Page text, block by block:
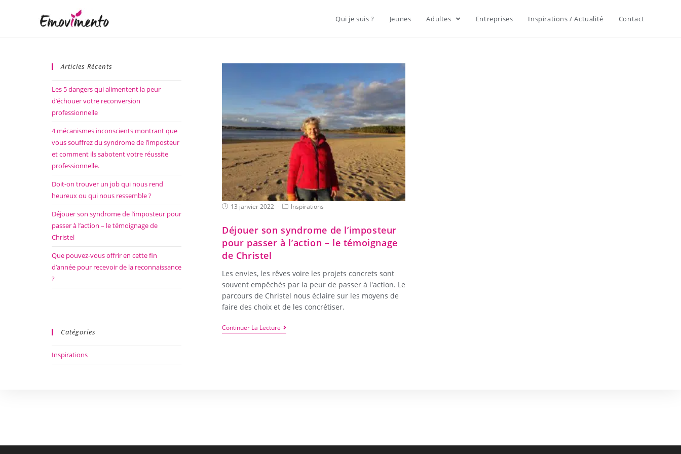
Qui je suis ? Jeunes Adultes Entreprises Inspirations / Actualité Contact
13 janvier 2022 Inspirations
Déjouer son syndrome de l’imposteur
pour passer à l’action – le témoignage
de Christel
Les envies, les rêves voire les projets concrets sont
souvent empêchés par la peur de passer à l'action. Le
parcours de Christel nous éclaire sur les moyens de
faire des choix et de les concrétiser.
Continuer La Lecture
Articles Récents
Les 5 dangers qui alimentent la peur
d’échouer votre reconversion
professionnelle
4 mécanismes inconscients montrant que
vous souffrez du syndrome de l’imposteur
et comment ils sabotent votre réussite
professionnelle.
Doit-on trouver un job qui nous rend
heureux ou qui nous ressemble ?
Déjouer son syndrome de l’imposteur pour
passer à l’action – le témoignage de
Christel
Que pouvez-vous offrir en cette fin
d’année pour recevoir de la reconnaissance
?
Catégories
Inspirations